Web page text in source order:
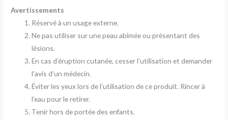
Avertissements
Réservé à un usage externe.
Ne pas utiliser sur une peau abîmée ou présentant des
lésions.
En cas d’éruption cutanée, cesser l’utilisation et demander
l’avis d’un médecin.
Éviter les yeux lors de l’utilisation de ce produit. Rincer à
l’eau pour le retirer.
Tenir hors de portée des enfants.